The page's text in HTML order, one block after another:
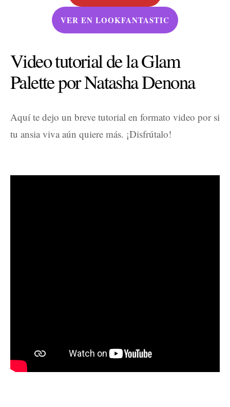
VER EN LOOKFANTASTIC
Video tutorial de la Glam
Palette por Natasha Denona
Aquí te dejo un breve tutorial en formato video por si
tu ansia viva aún quiere más. ¡Disfrútalo!